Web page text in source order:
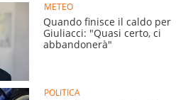
METEO
Quando finisce il caldo per
Giuliacci: "Quasi certo, ci
abbandonerà"
POLITICA